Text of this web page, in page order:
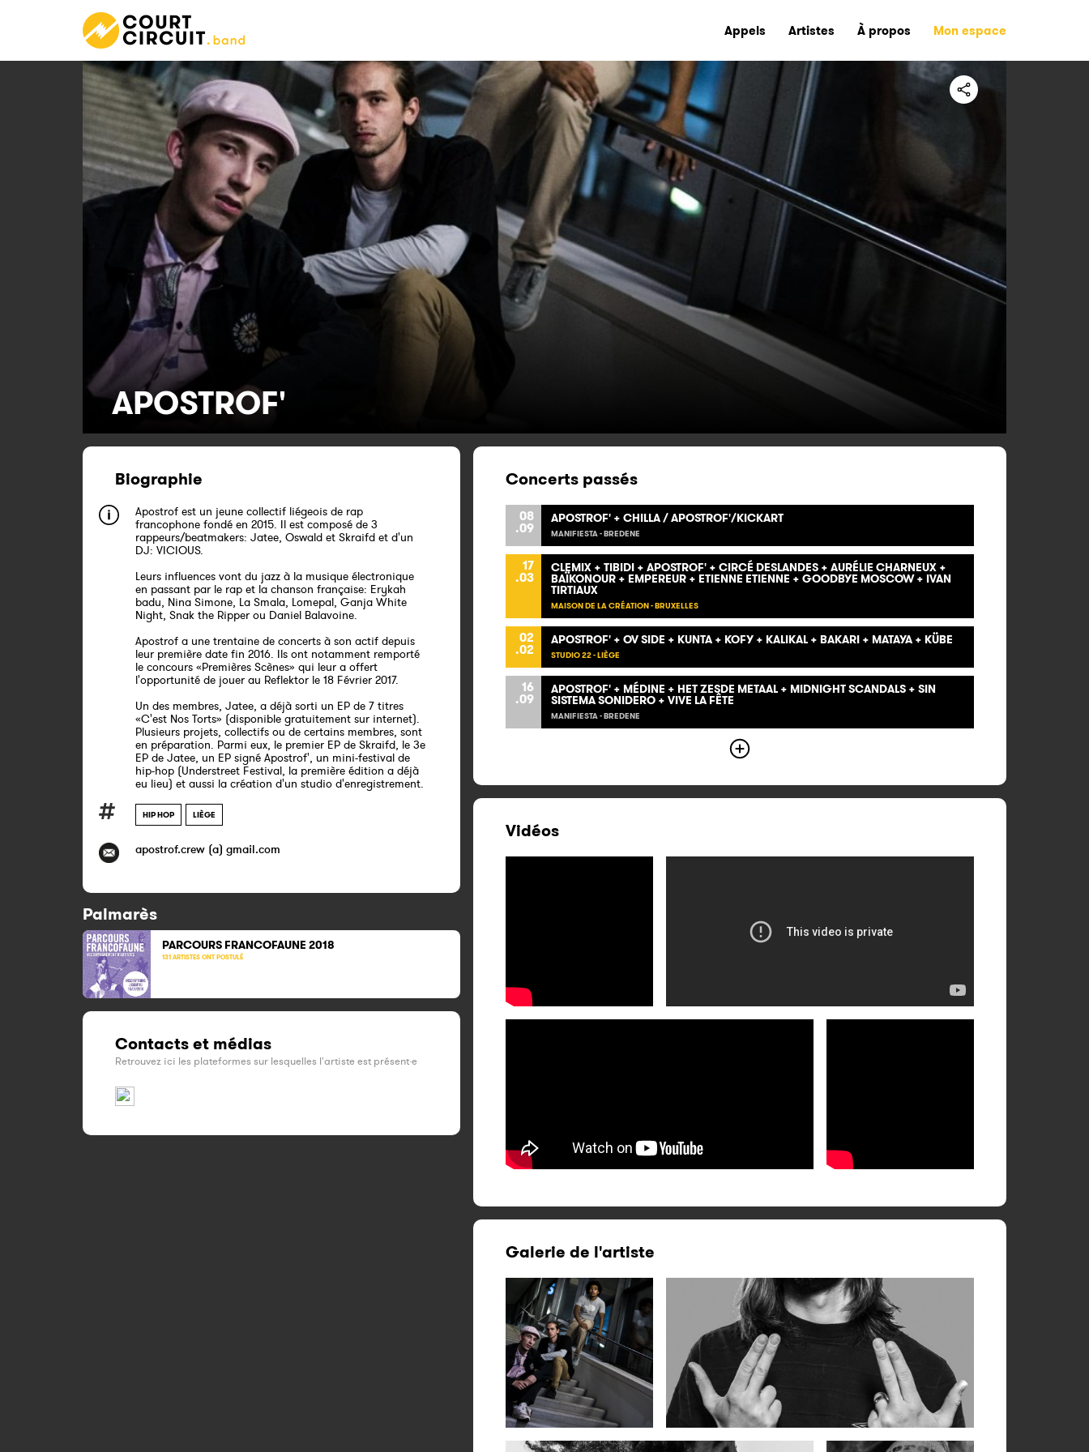
Appels Artistes À propos Mon espace
APOSTROF'
Biographie
Apostrof est un jeune collectif liégeois de rap
francophone fondé en 2015. Il est composé de 3
rappeurs/beatmakers: Jatee, Oswald et Skraifd et d'un
DJ: VICIOUS.
Leurs influences vont du jazz à la musique électronique
en passant par le rap et la chanson française: Erykah
badu, Nina Simone, La Smala, Lomepal, Ganja White
Night, Snak the Ripper ou Daniel Balavoine.
Apostrof a une trentaine de concerts à son actif depuis
leur première date fin 2016. Ils ont notamment remporté
le concours «Premières Scènes» qui leur a offert
l'opportunité de jouer au Reflektor le 18 Février 2017.
Un des membres, Jatee, a déjà sorti un EP de 7 titres
«C'est Nos Torts» (disponible gratuitement sur internet).
Plusieurs projets, collectifs ou de certains membres, sont
en préparation. Parmi eux, le premier EP de Skraifd, le 3e
EP de Jatee, un EP signé Apostrof', un mini-festival de
hip-hop (Understreet Festival, la première édition a déjà
eu lieu) et aussi la création d'un studio d'enregistrement.
HIP HOP LIÈGE
apostrof.crew (a) gmail.com
Palmarès
PARCOURS FRANCOFAUNE 2018
131 ARTISTES ONT POSTULÉ
Contacts et médias
Retrouvez ici les plateformes sur lesquelles l'artiste est présent·e
Concerts passés
08
.09
APOSTROF' + CHILLA / APOSTROF'/KICKART
MANIFIESTA - BREDENE
17
.03
CLEMIX + TIBIDI + APOSTROF' + CIRCÉ DESLANDES + AURÉLIE CHARNEUX +
BAÏKONOUR + EMPEREUR + ETIENNE ETIENNE + GOODBYE MOSCOW + IVAN
TIRTIAUX
MAISON DE LA CRÉATION - BRUXELLES
02
.02
APOSTROF' + OV SIDE + KUNTA + KOFY + KALIKAL + BAKARI + MATAYA + KÜBE
STUDIO 22 - LIÈGE
16
.09
APOSTROF' + MÉDINE + HET ZESDE METAAL + MIDNIGHT SCANDALS + SIN
SISTEMA SONIDERO + VIVE LA FÊTE
MANIFIESTA - BREDENE
Vidéos
Galerie de l'artiste